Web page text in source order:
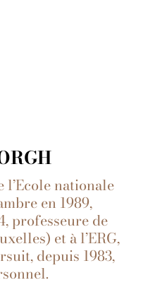
nationale
en 1989,
professeure de
et à l’ERG,
depuis 1983,